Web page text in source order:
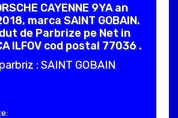
CAYENNE 9YA an
marca SAINT GOBAIN.
de Parbrize pe Net in
ILFOV cod postal 77036 .
: SAINT GOBAIN